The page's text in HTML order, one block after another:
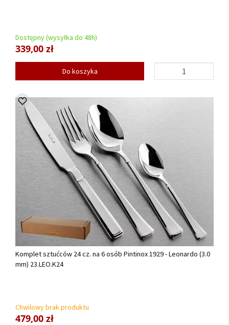
Dostępny (wysyłka do 48h)
339,00 zł
Do koszyka
Komplet sztućców 24 cz. na 6 osób Pintinox 1929 - Leonardo (3.0
mm) 23.LEO.K24
Chwilowy brak produktu
479,00 zł